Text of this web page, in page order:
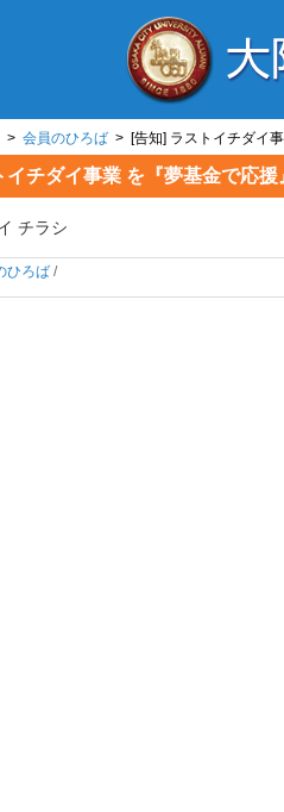
> 会員のひろば > [告知] ラストイチダイ
イチダイ事業 を『夢基金で応援
チラシ
ひろば /